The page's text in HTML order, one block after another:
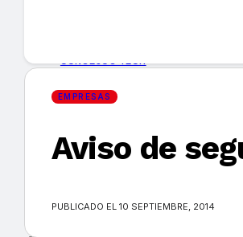
MERCADOS Y TENDENCIAS
EVENTOS
EMPRESAS
Aviso de
PUBLICADO EL 10 SEPTIEMBRE, 2014